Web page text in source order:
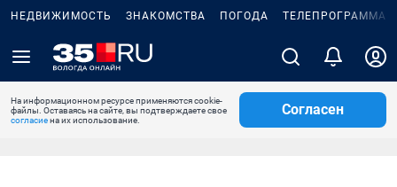
НЕДВИЖИМОСТЬ ЗНАКОМСТВА ПОГОДА ТЕЛЕПРОГРАММА
На информационном ресурсе применяются cookie-
файлы. Оставаясь на сайте, вы подтверждаете свое
согласиена их использование.
Согласен